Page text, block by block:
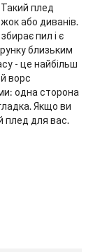
плед
або диванів.
пил і є
близьким
- це найбільш
ворс
одна сторона
Якщо ви
плед для вас.